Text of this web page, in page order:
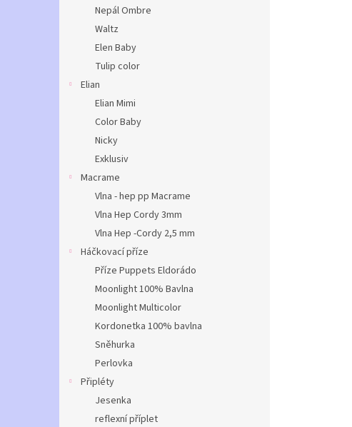
Nepál Ombre
Waltz
Elen Baby
Tulip color
Elian
Elian Mimi
Color Baby
Nicky
Exklusiv
Macrame
Vlna - hep pp Macrame
Vlna Hep Cordy 3mm
Vlna Hep -Cordy 2,5 mm
Háčkovací příze
Příze Puppets Eldorádo
Moonlight 100% Bavlna
Moonlight Multicolor
Kordonetka 100% bavlna
Sněhurka
Perlovka
Připléty
Jesenka
reflexní příplet